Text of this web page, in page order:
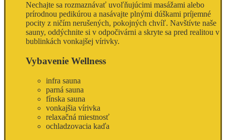
Nechajte sa rozmaznávať uvoľňujúcimi masážami alebo
prírodnou pedikúrou a nasávajte plnými dúškami príjemné
pocity z ničím nerušených, pokojných chvíľ. Navštívte naše
sauny, oddýchnite si v odpočivárni a skryte sa pred realitou v
bublinkách vonkajšej vírivky.
Vybavenie Wellness
infra sauna
parná sauna
fínska sauna
vonkajšia vírivka
relaxačná miestnosť
ochladzovacia kaďa